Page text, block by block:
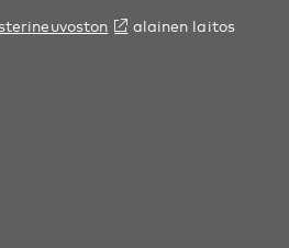
alainen laitos